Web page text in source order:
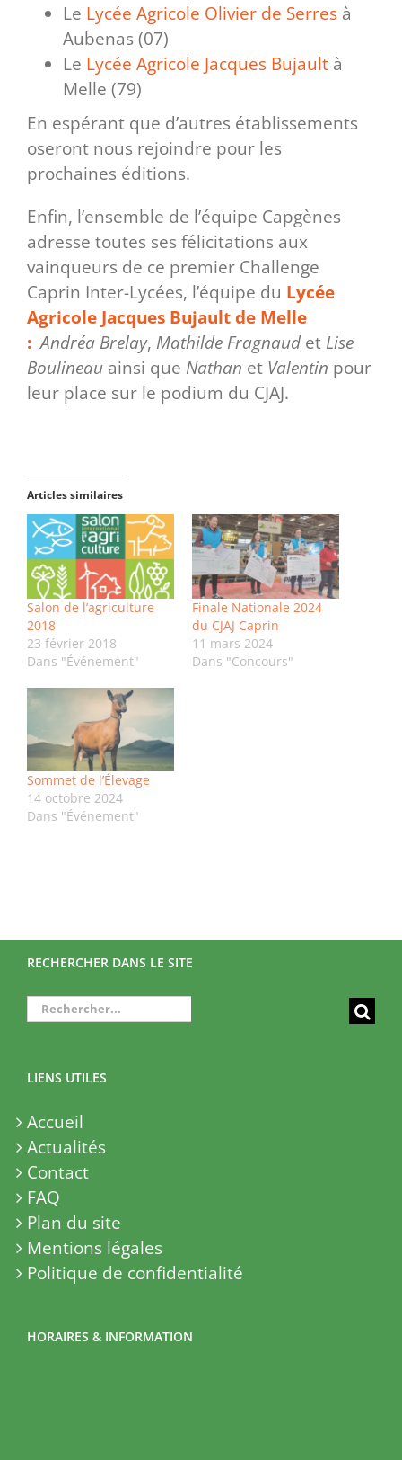
Le Lycée Agricole Olivier de Serres à
Aubenas (07)
Le Lycée Agricole Jacques Bujault à
Melle (79)
En espérant que d’autres établissements
oseront nous rejoindre pour les
prochaines éditions.
Enfin, l’ensemble de l’équipe Capgènes
adresse toutes ses félicitations aux
vainqueurs de ce premier Challenge
Caprin Inter-Lycées, l’équipe du Lycée
Agricole Jacques Bujault de Melle
: Andréa Brelay, Mathilde Fragnaudet Lise
Boulineau ainsi que Nathan et Valentin pour
leur place sur le podium du CJAJ.
Articles similaires
Salon de l’agriculture
2018
23 février 2018
Dans "Événement"
Finale Nationale 2024
du CJAJ Caprin
11 mars 2024
Dans "Concours"
Sommet de l’Élevage
14 octobre 2024
Dans "Événement"
RECHERCHER DANS LE SITE
Rechercher:
LIENS UTILES
Accueil
Actualités
Contact
FAQ
Plan du site
Mentions légales
Politique de confidentialité
HORAIRES & INFORMATION